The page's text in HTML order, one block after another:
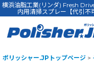
横浜油脂工業(リンダ) Fresh
内用清掃スプレー【代引
ポリッシャー.JPトップページ >